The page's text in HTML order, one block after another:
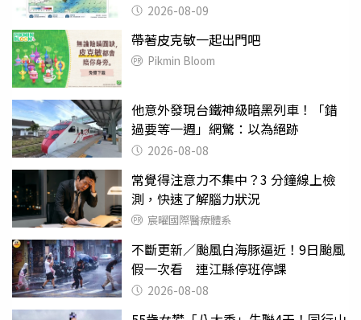
2026-08-09
帶著皮克敏一起出門吧
Pikmin Bloom
他意外發現台鐵神級暗黑列車！「錯
過要等一週」網驚：以為絕跡
2026-08-08
常覺得注意力不集中？3 分鐘線上檢
測，快速了解腦力狀況
宸曜國際醫療體系
不斷更新／颱風白海豚逼近！9日颱風
假一次看 連江縣停班停課
2026-08-08